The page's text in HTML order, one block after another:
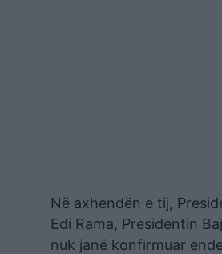
Në axhendën e tij,
Edi Rama, Presidentin
nuk janë konfirmuar